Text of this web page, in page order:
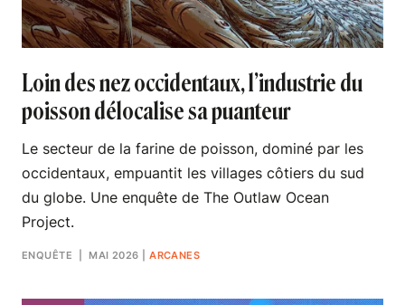
Loin des nez occidentaux, l’industrie du
poisson délocalise sa puanteur
Le secteur de la farine de poisson, dominé par les
occidentaux, empuantit les villages côtiers du sud
du globe. Une enquête de The Outlaw Ocean
Project.
ENQUÊTE | MAI 2026 |ARCANES